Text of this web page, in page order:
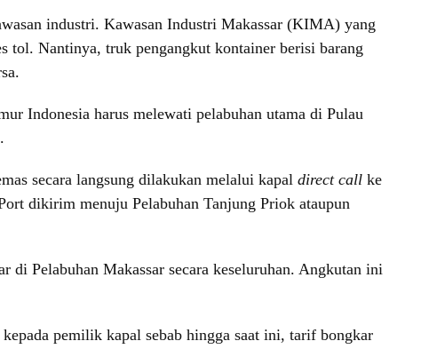
industri. Kawasan Industri Makassar (KIMA) yang
tol. Nantinya, truk pengangkut kontainer berisi barang
Indonesia harus melewati pelabuhan utama di Pulau
secara langsung dilakukan melalui kapal direct call ke
dikirim menuju Pelabuhan Tanjung Priok ataupun
di Pelabuhan Makassar secara keseluruhan. Angkutan ini
pemilik kapal sebab hingga saat ini, tarif bongkar